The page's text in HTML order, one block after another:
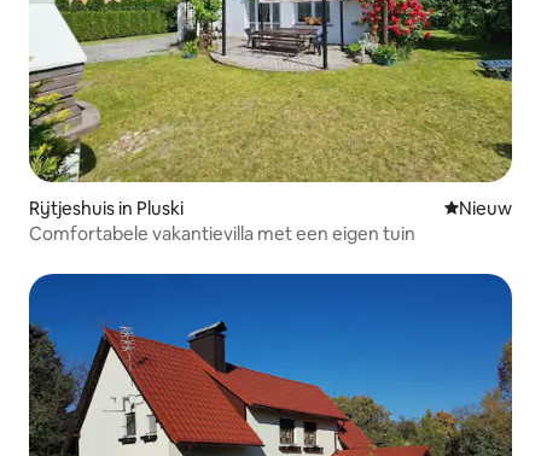
Rijtjeshuis in Pluski Nieuwe
Nieuw
Comfortabele vakantievilla met een eigen tuin